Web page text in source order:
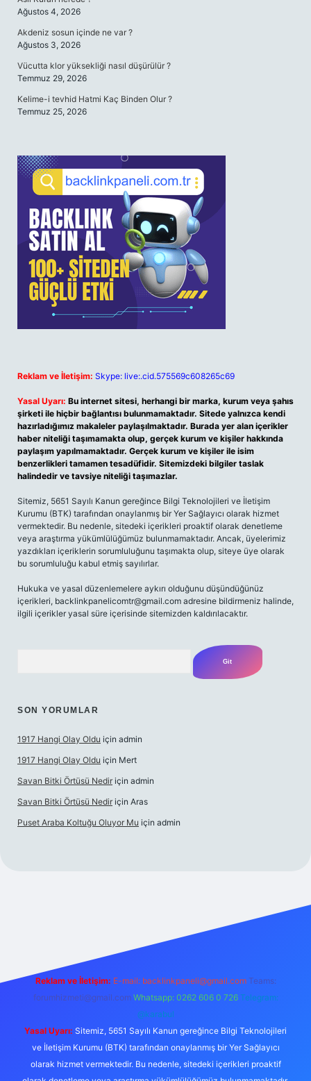
Ağustos 4, 2026
Akdeniz sosun içinde ne var ?
Ağustos 3, 2026
Vücutta klor yüksekliği nasıl düşürülür ?
Temmuz 29, 2026
Kelime-i tevhid Hatmi Kaç Binden Olur ?
Temmuz 25, 2026
Reklam ve İletişim: Skype: live:.cid.575569c608265c69
Yasal Uyarı: Bu internet sitesi, herhangi bir marka, kurum veya şahıs
şirketi ile hiçbir bağlantısı bulunmamaktadır. Sitede yalnızca kendi
hazırladığımız makaleler paylaşılmaktadır. Burada yer alan içerikler
haber niteliği taşımamakta olup, gerçek kurum ve kişiler hakkında
paylaşım yapılmamaktadır. Gerçek kurum ve kişiler ile isim
benzerlikleri tamamen tesadüfidir. Sitemizdeki bilgiler taslak
halindedir ve tavsiye niteliği taşımazlar.
Sitemiz, 5651 Sayılı Kanun gereğince Bilgi Teknolojileri ve İletişim
Kurumu (BTK) tarafından onaylanmış bir Yer Sağlayıcı olarak hizmet
vermektedir. Bu nedenle, sitedeki içerikleri proaktif olarak denetleme
veya araştırma yükümlülüğümüz bulunmamaktadır. Ancak, üyelerimiz
yazdıkları içeriklerin sorumluluğunu taşımakta olup, siteye üye olarak
bu sorumluluğu kabul etmiş sayılırlar.
Hukuka ve yasal düzenlemelere aykırı olduğunu düşündüğünüz
içerikleri, backlinkpanelicomtr@gmail.com adresine bildirmeniz halinde,
ilgili içerikler yasal süre içerisinde sitemizden kaldırılacaktır.
SON YORUMLAR
1917 Hangi Olay Oldu için admin
1917 Hangi Olay Oldu için Mert
Savan Bitki Örtüsü Nedir için admin
Savan Bitki Örtüsü Nedir için Aras
Puset Araba Koltuğu Oluyor Mu için admin
Reklam ve İletişim: E-mail: backlinkpaneli@gmail.com Teams:
forumhizmeti@gmail.com Whatsapp: 0262 606 0 726 Telegram:
@karabul
Yasal Uyarı: Sitemiz, 5651 Sayılı Kanun gereğince Bilgi Teknolojileri
ve İletişim Kurumu (BTK) tarafından onaylanmış bir Yer Sağlayıcı
olarak hizmet vermektedir. Bu nedenle, sitedeki içerikleri proaktif